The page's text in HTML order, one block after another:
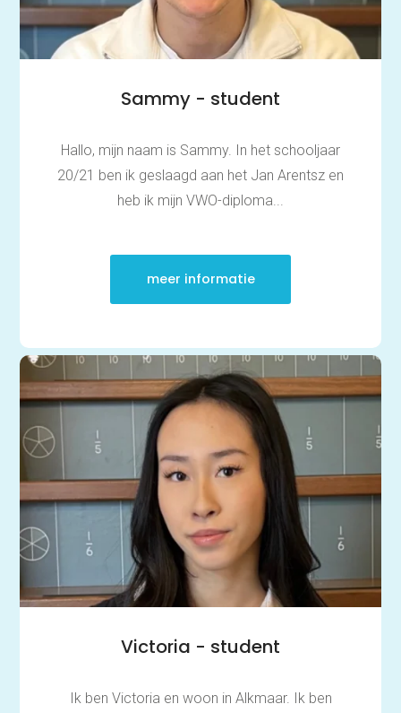
Sammy - student
Hallo, mijn naam is Sammy. In het schooljaar
20/21 ben ik geslaagd aan het Jan Arentsz en
heb ik mijn VWO-diploma...
meer informatie
Victoria - student
Ik ben Victoria en woon in Alkmaar. Ik ben